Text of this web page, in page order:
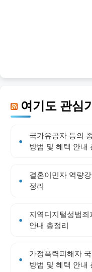
여기도 관심
국가유공자 등의
방법 및 혜택 안내
결혼이민자 역량
정리
지역디지털성범
안내 총정리
가정폭력피해자
방법 및 혜택 안내